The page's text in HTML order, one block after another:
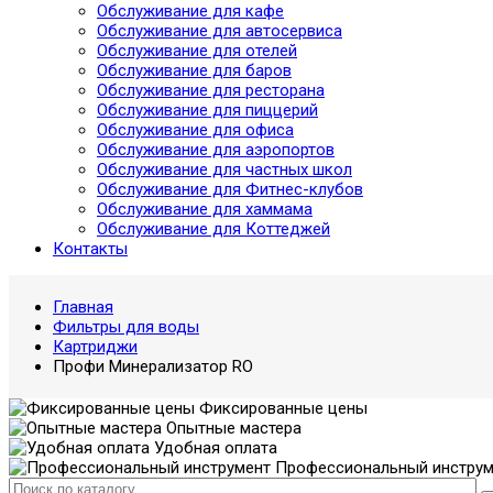
Обслуживание для кафе
Обслуживание для автосервиса
Обслуживание для отелей
Обслуживание для баров
Обслуживание для ресторана
Обслуживание для пиццерий
Обслуживание для офиса
Обслуживание для аэропортов
Обслуживание для частных школ
Обслуживание для Фитнес-клубов
Обслуживание для хаммама
Обслуживание для Коттеджей
Контакты
Главная
Фильтры для воды
Картриджи
Профи Минерализатор RO
Фиксированные цены
Опытные мастера
Удобная оплата
Профессиональный